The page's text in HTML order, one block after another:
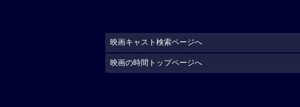
映画キャスト検索ページへ
映画の時間トップページへ